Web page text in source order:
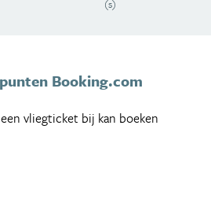
(s)
Booking.com
vliegticket bij kan boeken